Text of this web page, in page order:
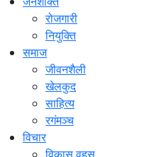
रोजगारी
नियुक्ति
समाज
जीवनशैली
खेलकुद
साहित्य
रगंमञ्च
विचार